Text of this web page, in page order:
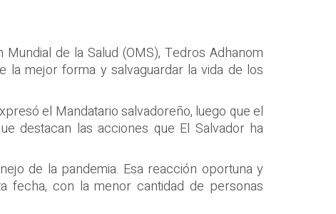
de la Salud (OMS), Tedros Adhanom
la mejor forma y salvaguardar la vida de los
el Mandatario salvadoreño, luego que el
destacan las acciones que El Salvador ha
de la pandemia. Esa reacción oportuna y
fecha, con la menor cantidad de personas